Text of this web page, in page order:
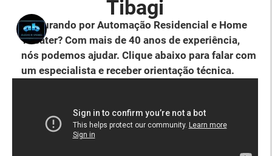
Tibagi
Procurando por Automação Residencial e Home
Theater? Com mais de 40 anos de experiência,
nós podemos ajudar. Clique abaixo para falar com
um especialista e receber orientação técnica.